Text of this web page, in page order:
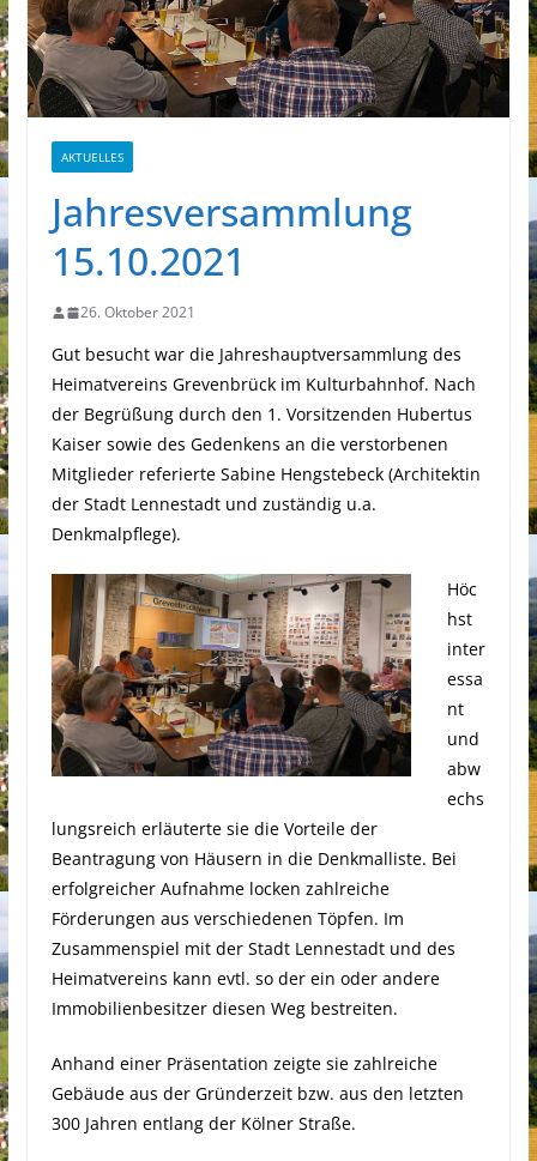
AKTUELLES
Jahresversammlung
15.10.2021
26. Oktober 2021
Gut besucht war die Jahreshauptversammlung des
Heimatvereins Grevenbrück im Kulturbahnhof. Nach
der Begrüßung durch den 1. Vorsitzenden Hubertus
Kaiser sowie des Gedenkens an die verstorbenen
Mitglieder referierte Sabine Hengstebeck (Architektin
der Stadt Lennestadt und zuständig u.a.
Denkmalpflege).
Höc
hst
inter
essa
nt
und
abw
echs
lungsreich erläuterte sie die Vorteile der
Beantragung von Häusern in die Denkmalliste. Bei
erfolgreicher Aufnahme locken zahlreiche
Förderungen aus verschiedenen Töpfen. Im
Zusammenspiel mit der Stadt Lennestadt und des
Heimatvereins kann evtl. so der ein oder andere
Immobilienbesitzer diesen Weg bestreiten.
Anhand einer Präsentation zeigte sie zahlreiche
Gebäude aus der Gründerzeit bzw. aus den letzten
300 Jahren entlang der Kölner Straße.